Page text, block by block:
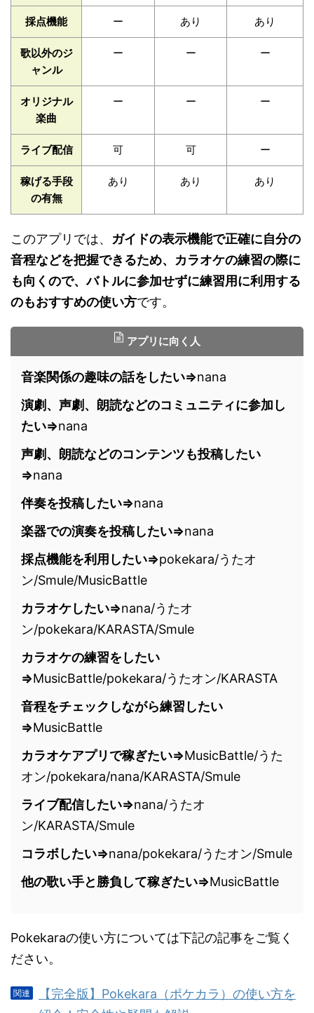
採点機能 ー あり あり
歌以外のジ
ャンル
ー ー ー
オリジナル
楽曲
ー ー ー
ライブ配信 可 可 ー
稼げる手段
の有無
あり あり あり
このアプリでは、 ガイドの表示機能で正確に自分の
音程などを把握できるため、カラオケの練習の際に
も向くので、バトルに参加せずに練習用に利用する
のもおすすめの使い方です。
アプリに向く人
音楽関係の趣味の話をしたい⇒nana
演劇、声劇、朗読などのコミュニティに参加し
たい⇒nana
声劇、朗読などのコンテンツも投稿したい
⇒nana
伴奏を投稿したい⇒nana
楽器での演奏を投稿したい⇒nana
採点機能を利用したい⇒pokekara/うたオ
ン/Smule/MusicBattle
カラオケしたい⇒nana/うたオ
ン/pokekara/KARASTA/Smule
カラオケの練習をしたい
⇒MusicBattle/pokekara/うたオン/KARASTA
音程をチェックしながら練習したい
⇒MusicBattle
カラオケアプリで稼ぎたい⇒MusicBattle/うた
オン/pokekara/nana/KARASTA/Smule
ライブ配信したい⇒nana/うたオ
ン/KARASTA/Smule
コラボしたい⇒nana/pokekara/うたオン/Smule
他の歌い手と勝負して稼ぎたい⇒MusicBattle
Pokekaraの使い方については下記の記事をご覧く
ださい。
【完全版】Pokekara（ポケカラ）の使い方を